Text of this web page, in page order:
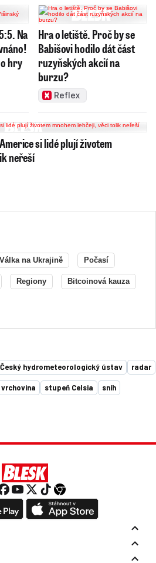
Na
hry
Hra o letiště. Proč by se
Babišovi hodilo dát část
ruzyňských akcií na
burzu?
Reflex
si lidé plují životem
neřeší
Válka na Ukrajině Počasí
Regiony Bitcoinová kauza
Český hydrometeorologický ústav radar
stupeň Celsia sníh